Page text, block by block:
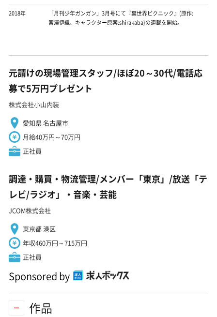
2018年
「月刊少年ガンガン」3月号にて『裏世界ピクニック』(原作:
宮澤伊織、キャラクター原案:shirakaba)の連載を開始。
元請けの現場管理スタッフ/ほぼ20～30代/電話応
募で5万円プレゼント
株式会社小山内装
愛知県 名古屋市
月給40万円～70万円
正社員
調達・購買・物流管理/メンバー「東京」/放送「テ
レビ/ラジオ」・音楽・芸能
JCOM株式会社
東京都 港区
年収460万円～715万円
正社員
Sponsored by
作品